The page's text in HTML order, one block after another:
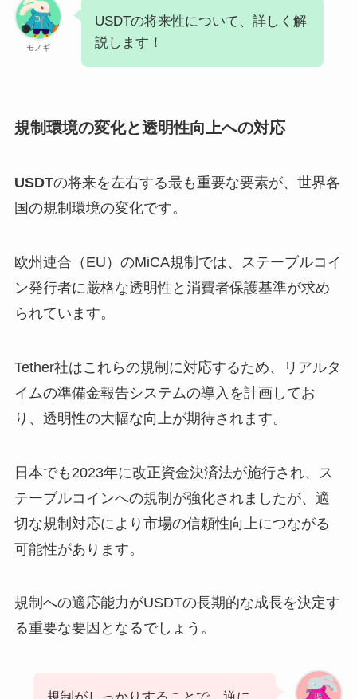
モノギ
USDTの将来性について、詳しく解
説します！
規制環境の変化と透明性向上への対応
USDTの将来を左右する最も重要な要素が、世界各
国の規制環境の変化です。
欧州連合（EU）のMiCA規制では、ステーブルコイ
ン発行者に厳格な透明性と消費者保護基準が求め
られています。
Tether社はこれらの規制に対応するため、リアルタ
イムの準備金報告システムの導入を計画してお
り、透明性の大幅な向上が期待されます。
日本でも2023年に改正資金決済法が施行され、ス
テーブルコインへの規制が強化されましたが、適
切な規制対応により市場の信頼性向上につながる
可能性があります。
規制への適応能力がUSDTの長期的な成長を決定す
る重要な要因となるでしょう。